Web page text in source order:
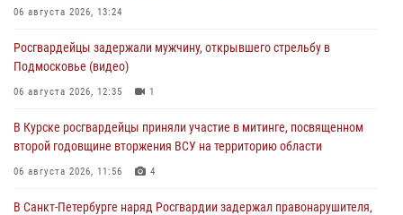
06 августа 2026, 13:24
Росгвардейцы задержали мужчину, открывшего стрельбу в
Подмосковье (видео)
06 августа 2026, 12:35 1
В Курске росгвардейцы приняли участие в митинге, посвященном
второй годовщине вторжения ВСУ на территорию области
06 августа 2026, 11:56 4
В Санкт-Петербурге наряд Росгвардии задержал правонарушителя,